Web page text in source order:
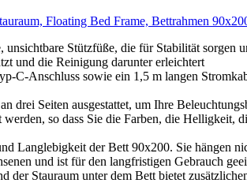
Floating Bed Frame, Bettrahmen
Stützfüße, die für Stabilität
und die Reinigung darunter erleichtert
C-Anschluss sowie ein 1,5 m langen
Seiten ausgestattet, um Ihre
so dass Sie die Farben, die
Langlebigkeit der Bett 90x200. Sie hängen
und ist für den langfristigen Gebrauch
Stauraum unter dem Bett bietet